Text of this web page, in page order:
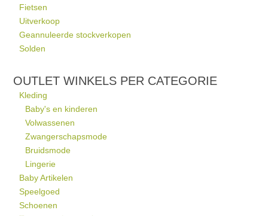
Fietsen
Uitverkoop
Geannuleerde stockverkopen
Solden
OUTLET WINKELS PER CATEGORIE
Kleding
Baby's en kinderen
Volwassenen
Zwangerschapsmode
Bruidsmode
Lingerie
Baby Artikelen
Speelgoed
Schoenen